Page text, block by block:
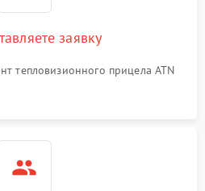
заявку
тепловизионного прицела ATN